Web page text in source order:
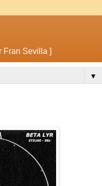
Fran Sevilla ]
▼